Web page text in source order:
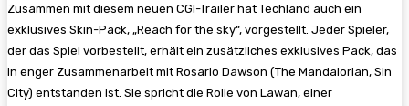
Zusammen mit diesem neuen CGI-Trailer hat Techland auch ein
exklusives Skin-Pack, „Reach for the sky“, vorgestellt. Jeder Spieler,
der das Spiel vorbestellt, erhält ein zusätzliches exklusives Pack, das
in enger Zusammenarbeit mit Rosario Dawson (The Mandalorian, Sin
City) entstanden ist. Sie spricht die Rolle von Lawan, einer